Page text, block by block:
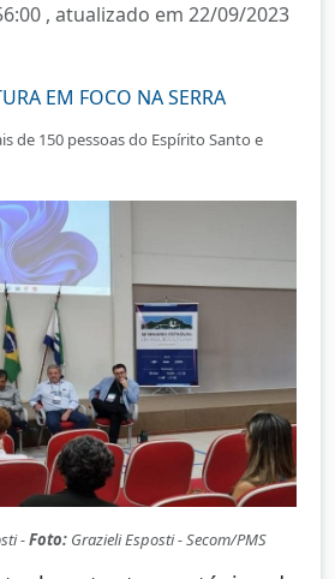
, atualizado em 22/09/2023
EM FOCO NA SERRA
de 150 pessoas do Espírito Santo e
-Foto: Grazieli Esposti - Secom/PMS